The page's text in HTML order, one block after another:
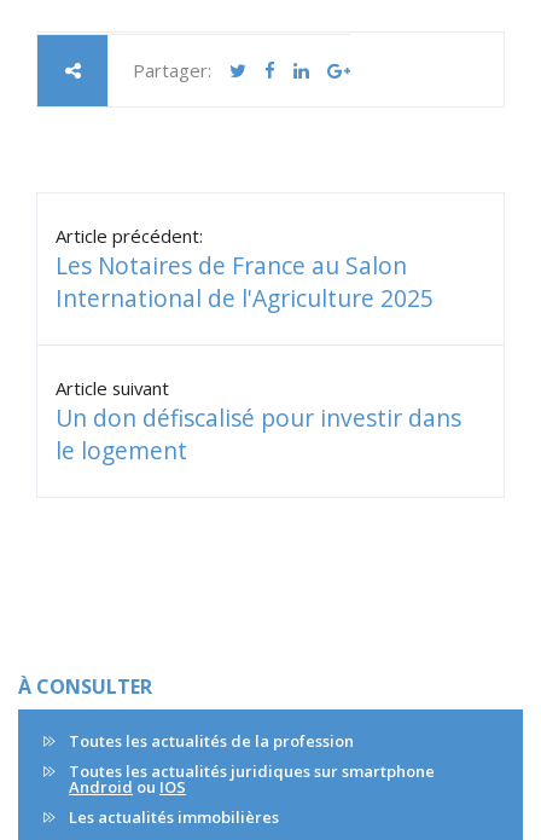
Partager:
Article précédent:
Les Notaires de France au Salon
International de l'Agriculture 2025
Article suivant
Un don défiscalisé pour investir dans
le logement
À CONSULTER
Toutes les actualités de la profession
Toutes les actualités juridiques sur smartphone
Android ou IOS
Les actualités immobilières